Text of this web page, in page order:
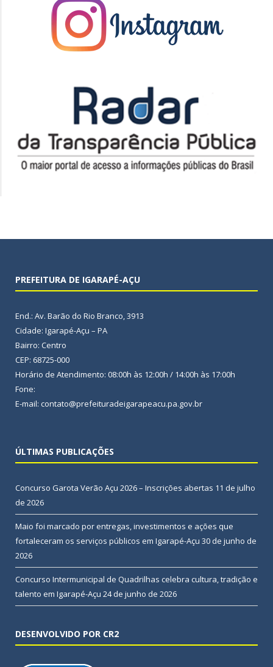
PREFEITURA DE IGARAPÉ-AÇU
End.: Av. Barão do Rio Branco, 3913
Cidade: Igarapé-Açu – PA
Bairro: Centro
CEP: 68725-000
Horário de Atendimento: 08:00h às 12:00h / 14:00h às 17:00h
Fone:
E-mail: contato@prefeituradeigarapeacu.pa.gov.br
ÚLTIMAS PUBLICAÇÕES
Concurso Garota Verão Açu 2026 – Inscrições abertas 11 de julho
de 2026
Maio foi marcado por entregas, investimentos e ações que
fortaleceram os serviços públicos em Igarapé-Açu 30 de junho de
2026
Concurso Intermunicipal de Quadrilhas celebra cultura, tradição e
talento em Igarapé-Açu 24 de junho de 2026
DESENVOLVIDO POR CR2